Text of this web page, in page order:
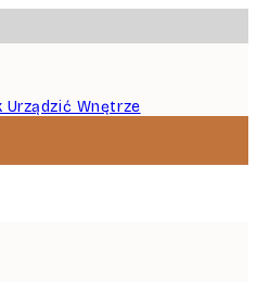
Urządzić Wnętrze